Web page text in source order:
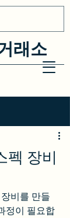
래소
펙 장비
비를 만들
정이 필요합